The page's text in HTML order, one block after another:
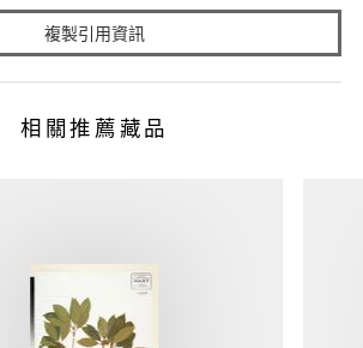
複製引用資訊
相關推薦藏品